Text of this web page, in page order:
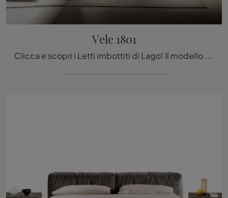
Vele 1801
Clicca e scopri i Letti imbottiti di Lago! Il modello Vele 1801 in tessuto ti attende nelle versioni matrimoniali.